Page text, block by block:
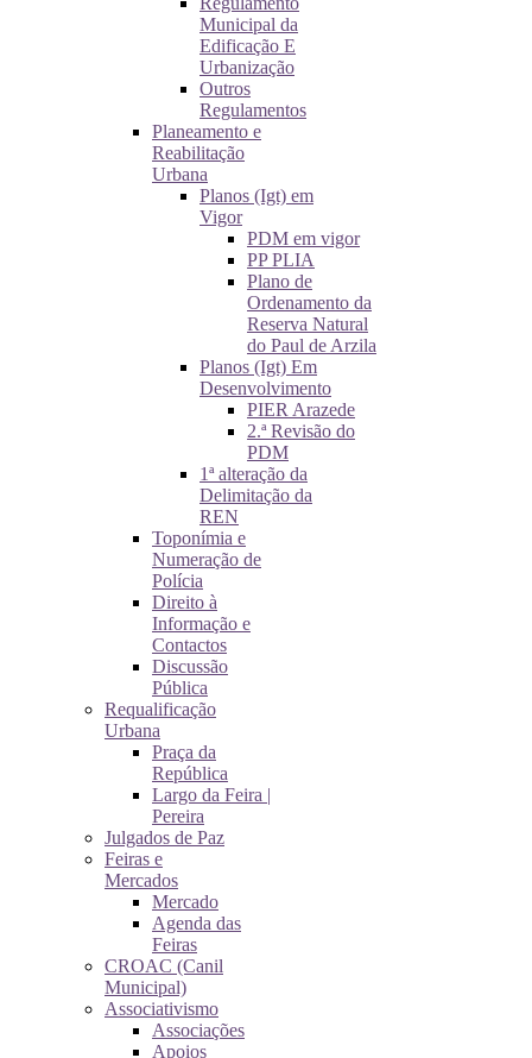
Municipal da
Edificação E
Urbanização
Outros
Regulamentos
Planeamento e
Reabilitação
Urbana
Planos (Igt) em
Vigor
PDM em vigor
PP PLIA
Plano de
Ordenamento da
Reserva Natural
do Paul de Arzila
Planos (Igt) Em
Desenvolvimento
PIER Arazede
2.ª Revisão do
PDM
1ª alteração da
Delimitação da
REN
Toponímia e
Numeração de
Polícia
Direito à
Informação e
Contactos
Discussão
Pública
Requalificação
Urbana
Praça da
República
Largo da Feira |
Pereira
Julgados de Paz
Feiras e
Mercados
Mercado
Agenda das
Feiras
CROAC (Canil
Municipal)
Associativismo
Associações
Apoios